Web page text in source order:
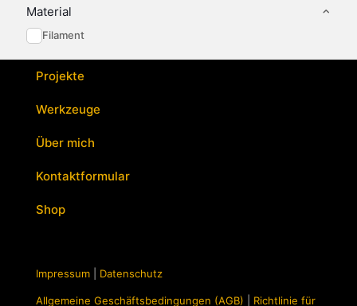
Material
Filament
Projekte
Werkzeuge
Über mich
Kontaktformular
Shop
Impressum Datenschutz
Allgemeine Geschäftsbedingungen (AGB) Richtlinie für